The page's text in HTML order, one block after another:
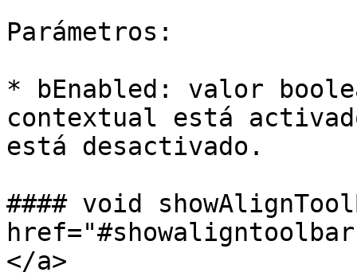
Parámetros:
* bEnabled: valor
contextual está
está desactivado.
#### void
</a>